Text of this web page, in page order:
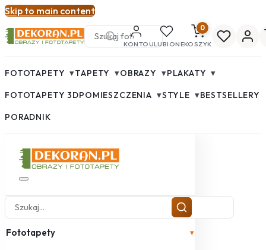
Skip to main content
KONTOULUBIONE
0
KOSZYK
FOTOTAPETY ▾TAPETY ▾OBRAZY ▾PLAKATY ▾
FOTOTAPETY 3DPOMIESZCZENIA ▾STYLE ▾BESTSELLERY
PORADNIK
Fototapety ▾